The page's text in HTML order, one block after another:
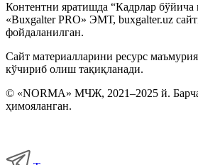
Контентни яратишда “Кадрлар
«Buxgalter PRO» ЭМТ, buxgalter.uz
фойдаланилган.
Сайт материалларини ресурс
кўчириб олиш тақиқланади.
© «NORMA» МЧЖ, 2021–2025 й.
ҳимояланган.